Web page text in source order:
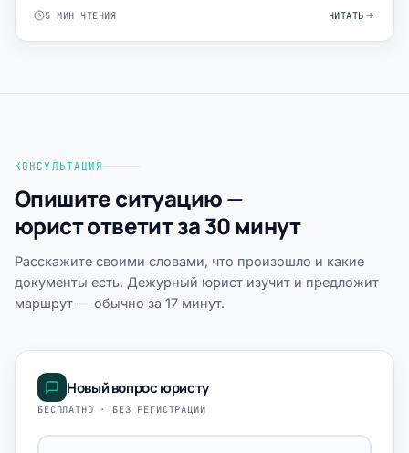
5 МИН ЧТЕНИЯ ЧИТАТЬ
КОНСУЛЬТАЦИЯ
Опишите ситуацию —
юрист ответит за 30 минут
Расскажите своими словами, что произошло и какие
документы есть. Дежурный юрист изучит и предложит
маршрут — обычно за 17 минут.
Новый вопрос юристу
БЕСПЛАТНО · БЕЗ РЕГИСТРАЦИИ